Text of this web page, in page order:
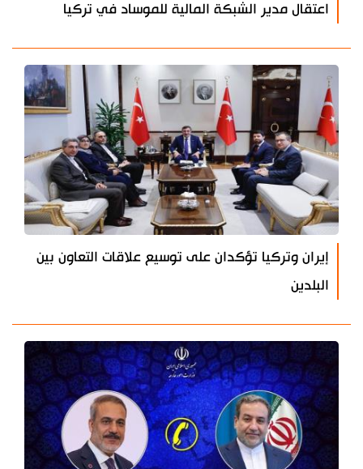
اعتقال مدير الشبكة المالية للموساد في تركيا
إيران وتركيا تؤكدان على توسيع علاقات التعاون بين
البلدين